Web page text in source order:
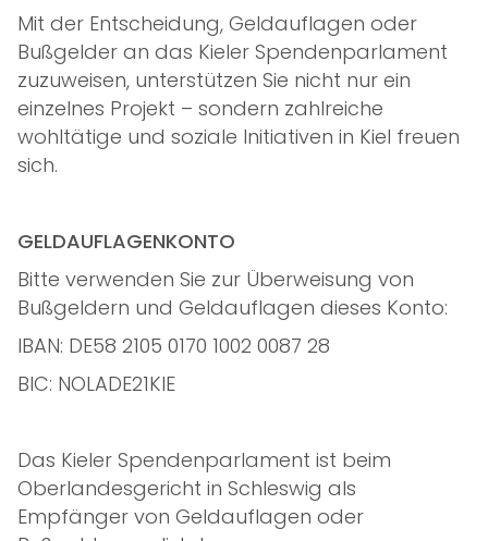
Mit der Entscheidung, Geldauflagen oder
Bußgelder an das Kieler Spendenparlament
zuzuweisen, unterstützen Sie nicht nur ein
einzelnes Projekt – sondern zahlreiche
wohltätige und soziale Initiativen in Kiel freuen
sich.
GELDAUFLAGENKONTO
Bitte verwenden Sie zur Überweisung von
Bußgeldern und Geldauflagen dieses Konto:
IBAN: DE58 2105 0170 1002 0087 28
BIC: NOLADE21KIE
Das Kieler Spendenparlament ist beim
Oberlandesgericht in Schleswig als
Empfänger von Geldauflagen oder